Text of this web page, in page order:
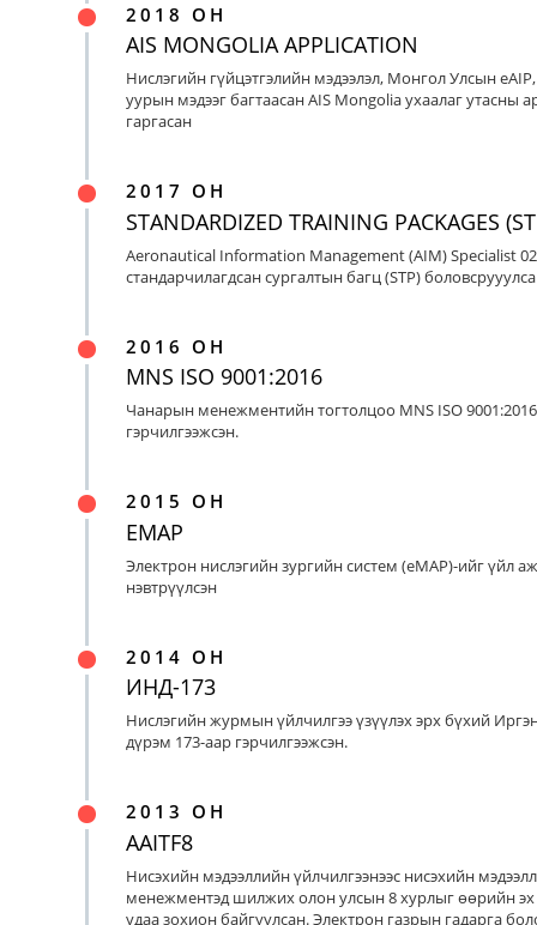
2018 ОН
AIS MONGOLIA APPLICATION
Нислэгийн гүйцэтгэлийн мэдээлэл, Монгол Улсын
уурын мэдээг багтаасан AIS Mongolia ухаалаг утасны
гаргасан
2017 ОН
STANDARDIZED TRAINING PACKAGES
Aeronautical Information Management (AIM) Specialist
стандарчилагдсан сургалтын багц (STP)
2016 ОН
MNS ISO 9001:2016
Чанарын менежментийн тогтолцоо MNS ISO
гэрчилгээжсэн.
2015 ОН
EMAP
Электрон нислэгийн зургийн систем (eMAP)-ийг үйл
нэвтрүүлсэн
2014 ОН
ИНД-173
Нислэгийн журмын үйлчилгээ үзүүлэх эрх бүхий
дүрэм 173-аар гэрчилгээжсэн.
2013 ОН
AAITF8
Нисэхийн мэдээллийн үйлчилгээнээс нисэхийн
менежментэд шилжих олон улсын 8 хурлыг өөрийн
удаа зохион байгуулсан. Электрон газрын гадарга